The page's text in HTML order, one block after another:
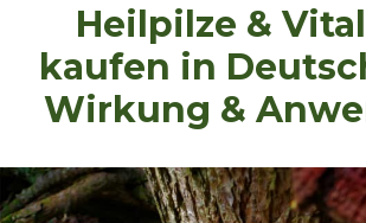
Heilpilze &
kaufen in
Wirkung &